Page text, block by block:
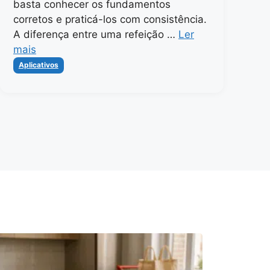
basta conhecer os fundamentos
corretos e praticá-los com consistência.
A diferença entre uma refeição … Ler
mais
Categorias
Aplicativos